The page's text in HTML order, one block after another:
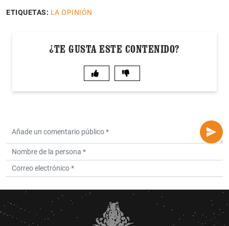
ETIQUETAS: LA OPINIÓN
¿TE GUSTA ESTE CONTENIDO?